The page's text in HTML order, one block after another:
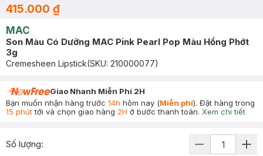
415.000 ₫
MAC
Son Màu Có Dưỡng MAC Pink Pearl Pop Màu Hồng Phớt
3g
Cremesheen Lipstick(SKU: 210000077)
Giao Nhanh Miễn Phí 2H
Bạn muốn nhận hàng trước 14h hôm nay (Miễn phí). Đặt hàng trong
15 phúttới và chọn giao hàng 2H ở bước thanh toán. Xem chi tiết
Số lượng: